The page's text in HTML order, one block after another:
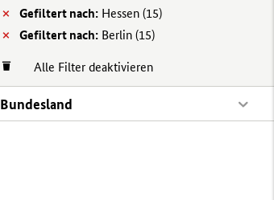
Gefiltert nach: Hessen (15)
Gefiltert nach: Berlin (15)
Alle Filter deaktivieren
Bundesland